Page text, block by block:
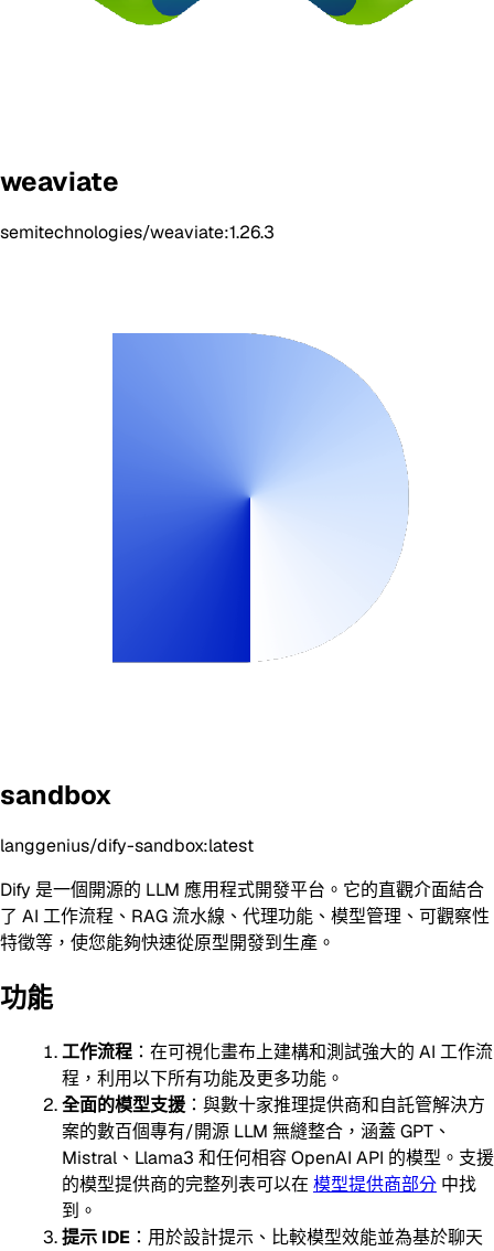
weaviate
semitechnologies/weaviate:1.26.3
sandbox
langgenius/dify-sandbox:latest
Dify 是一個開源的 LLM 應用程式開發平台。它的直觀介面結合
了 AI 工作流程、RAG 流水線、代理功能、模型管理、可觀察性
特徵等，使您能夠快速從原型開發到生產。
功能
工作流程 ：在可視化畫布上建構和測試強大的 AI 工作流
程，利用以下所有功能及更多功能。
全面的模型支援：與數十家推理提供商和自託管解決方
案的數百個專有/開源 LLM 無縫整合，涵蓋 GPT、
Mistral、Llama3 和任何相容 OpenAI API 的模型。支援
的模型提供商的完整列表可以在 模型提供商部分 中找
到。
提示 IDE ：用於設計提示、比較模型效能並為基於聊天